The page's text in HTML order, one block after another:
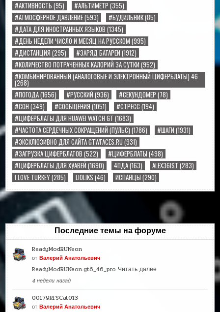
#АКТИВНОСТЬ (95) #АЛЬТИМЕТР (355)
#АТМОСФЕРНОЕ ДАВЛЕНИЕ(593) #БУДИЛЬНИК(85)
#ДАТА ДЛЯ ИНОСТРАННЫХ ЯЗЫКОВ (1345)
#ДЕНЬ НЕДЕЛИ ЧИСЛО И МЕСЯЦ НА РУССКОМ (995)
#ДИСТАНЦИЯ (295) #ЗАРЯД БАТАРЕИ (1912)
#КОЛИЧЕСТВО ПОТРАЧЕННЫХ КАЛОРИЙ ЗА СУТКИ (952)
#КОМБИНИРОВАННЫЙ (АНАЛОГОВЫЕ И ЭЛЕКТРОННЫЙ ЦИФЕРБЛАТЫ) 46
(268)
#ПОГОДА(1656) #РУССКИЙ (936) #СЕКУНДОМЕР (78)
#СОН (349) #СООБЩЕНИЯ (1051) #СТРЕСС (194)
#ЦИФЕРБЛАТЫ ДЛЯ HUAWEI WATCH GT (1683)
#ЧАСТОТА СЕРДЕЧНЫХ СОКРАЩЕНИЙ (ПУЛЬС) (1786) #ШАГИ (1931)
#ЭКСКЛЮЗИВНО ДЛЯ САЙТА GTWFACES.RU (931)
#ЗАГРУЗКА ЦИФЕРБЛАТОВ (522) #ЦИФЕРБЛАТЫ (498)
#ЦИФЕРБЛАТЫ ДЛЯ ХУАВЕЙ (1690) 4ПДА(163) ALEX36IST (283)
I LOVE TURKEY(285) LIOLIKS (46) ИСПАНЦЫ (290)
Последние темы на форуме
ReadyModRUNeon
отВалерий Анатольевич
ReadyModRUNeon.gt6_46_pro Читать далее
4 недели назад
00179RFSCat013
отВалерий Анатольевич